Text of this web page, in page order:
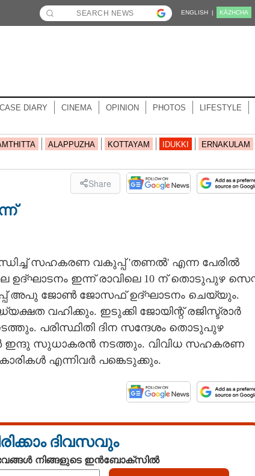
ENGLISH | KĀZHCHA
CASE DIARY CINEMA OPINION PHOTOS LIFESTYLE
ALAPPUZHA KOTTAYAM IDUKKI
ERNAKULAM
Share
സഹകരണ വകുപ്പ് 'തണൽ' എന്ന പേരിൽ
ഉദ്ഘാടനം ഇന്ന് രാവിലെ 10 ന് തൊടുപുഴ
അപു ജോൺ ജോസഫ് ഉദ്ഘാടനം ചെയ്യും.
വഹിക്കും. ഇടുക്കി ജോയിന്റ് രജിസ്ട്രാർ
പരിസ്ഥിതി ദിന സന്ദേശം തൊടുപുഴ
സുധാകരൻ നടത്തും. വിവിധ സഹകരണ
എന്നിവർ പങ്കെടുക്കും.
ദിവസവും
നിങ്ങളുടെ ഇൻബോക്സിൽ